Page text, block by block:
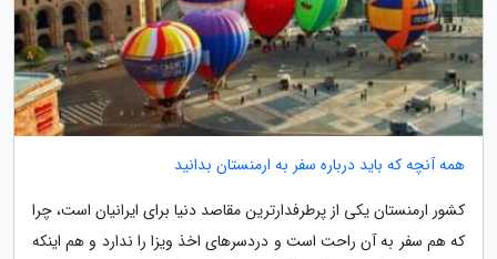
همه آنچه که باید درباره سفر به ارمنستان بدانید
کشور ارمنستان یکی از پرطرفدارترین مقاصد دنیا برای ایرانیان است، چرا
که هم سفر به آن راحت است و دردسرهای اخذ ویزا را ندارد و هم اینکه